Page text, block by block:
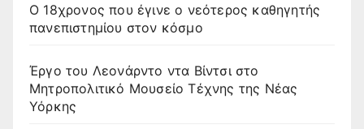
Ο 18χρονος που έγινε ο νεότερος καθηγητής
πανεπιστημίου στον κόσμο
Έργο του Λεονάρντο ντα Βίντσι στο
Μητροπολιτικό Μουσείο Τέχνης της Νέας
Υόρκης